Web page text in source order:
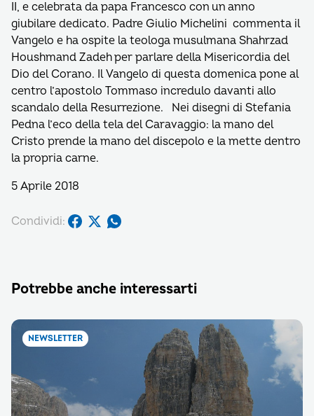
II, e celebrata da papa Francesco con un anno
giubilare dedicato. Padre Giulio Michelini commenta il
Vangelo e ha ospite la teologa musulmana Shahrzad
Houshmand Zadeh per parlare della Misericordia del
Dio del Corano. Il Vangelo di questa domenica pone al
centro l’apostolo Tommaso incredulo davanti allo
scandalo della Resurrezione. Nei disegni di Stefania
Pedna l’eco della tela del Caravaggio: la mano del
Cristo prende la mano del discepolo e la mette dentro
la propria carne.
5 Aprile 2018
Condividi:
Potrebbe anche interessarti
NEWSLETTER